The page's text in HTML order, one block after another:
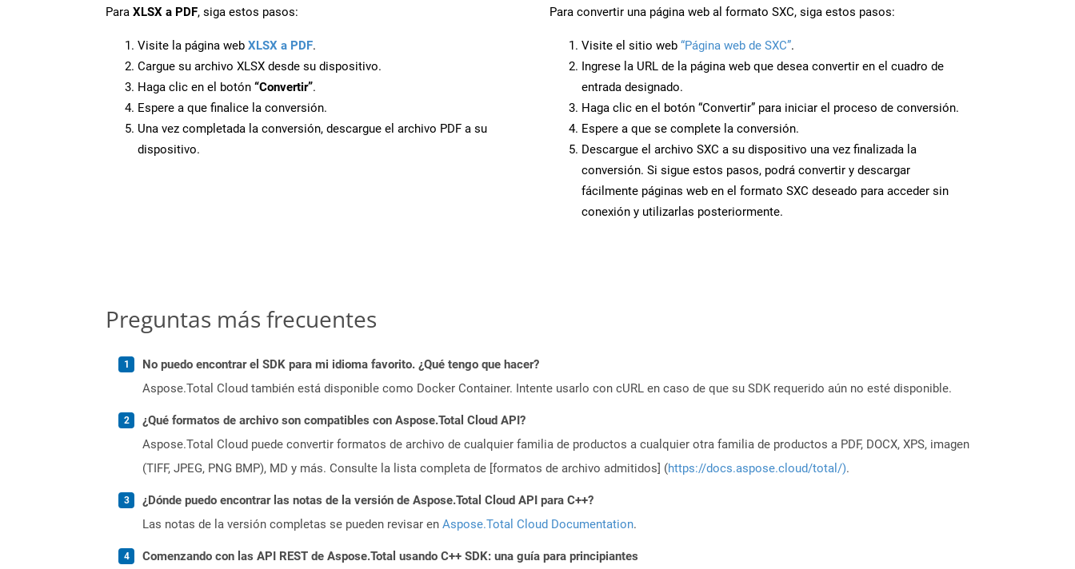
Para XLSX a PDF, siga estos pasos:
Visite la página web XLSX a PDF.
Cargue su archivo XLSX desde su dispositivo.
Haga clic en el botón “Convertir”.
Espere a que finalice la conversión.
Una vez completada la conversión, descargue el archivo PDF a su
dispositivo.
Para convertir una página web al formato SXC, siga estos pasos:
Visite el sitio web “Página web de SXC”.
Ingrese la URL de la página web que desea convertir en el cuadro de
entrada designado.
Haga clic en el botón “Convertir” para iniciar el proceso de conversión.
Espere a que se complete la conversión.
Descargue el archivo SXC a su dispositivo una vez finalizada la
conversión. Si sigue estos pasos, podrá convertir y descargar
fácilmente páginas web en el formato SXC deseado para acceder sin
conexión y utilizarlas posteriormente.
Preguntas más frecuentes
No puedo encontrar el SDK para mi idioma favorito. ¿Qué tengo que hacer?
Aspose.Total Cloud también está disponible como Docker Container. Intente usarlo con cURL en caso de que su SDK requerido aún no esté disponible.
¿Qué formatos de archivo son compatibles con Aspose.Total Cloud API?
Aspose.Total Cloud puede convertir formatos de archivo de cualquier familia de productos a cualquier otra familia de productos a PDF, DOCX, XPS, imagen
(TIFF, JPEG, PNG BMP), MD y más. Consulte la lista completa de [formatos de archivo admitidos] (https://docs.aspose.cloud/total/).
¿Dónde puedo encontrar las notas de la versión de Aspose.Total Cloud API para C++?
Las notas de la versión completas se pueden revisar en Aspose.Total Cloud Documentation.
Comenzando con las API REST de Aspose.Total usando C++ SDK: una guía para principiantes